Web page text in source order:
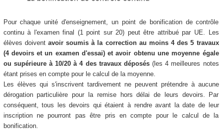
Pour chaque unité d'enseignement, un point de bonification de contrôle
continu à l'examen final (1 point sur 20) peut être attribué par UE. Les
élèves doivent avoir soumis à la correction au moins 4 des 5 travaux
(4 devoirs et un examen d'essai) et avoir obtenu une moyenne égale
ou supérieure à 10/20 à 4 des travaux déposés(les 4 meilleures notes
étant prises en compte pour le calcul de la moyenne.
Les élèves qui s'inscrivent tardivement ne peuvent prétendre à aucune
dérogation particulière pour la remise hors délai de leurs devoirs. Par
conséquent, tous les devoirs qui étaient à rendre avant la date de leur
inscription ne pourront pas être pris en compte pour le calcul de la
bonification.